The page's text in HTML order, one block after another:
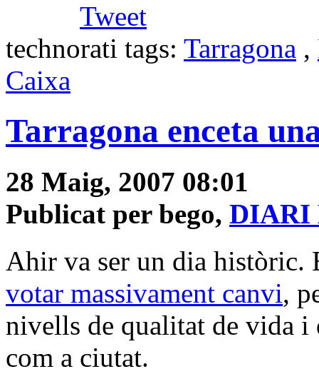
Tweet
technorati tags: Tarragona ,
Caixa
Tarragona enceta
28 Maig, 2007 08:01
Publicat per bego, DIARI
Ahir va ser un dia històric.
votar massivament canvi,
nivells de qualitat de vida i
com a ciutat.